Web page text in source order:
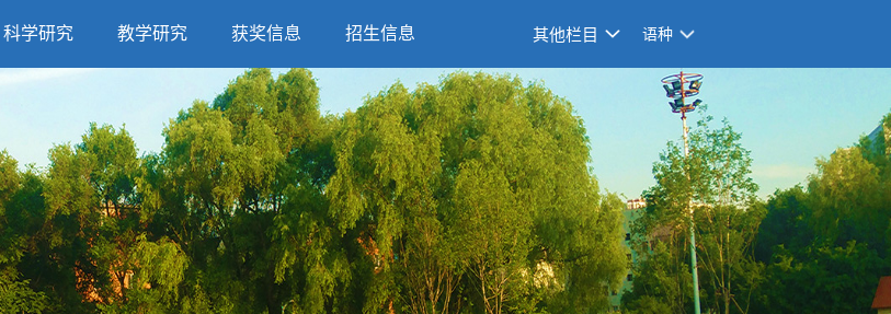
科学研究 教学研究 获奖信息 招生信息 其他栏目 语种